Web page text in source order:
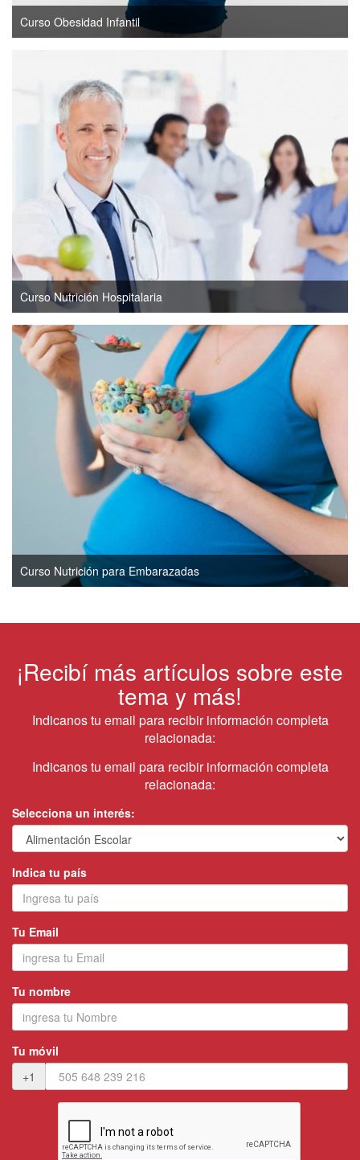
Curso Obesidad Infantil
Curso Nutrición Hospitalaria
Curso Nutrición para Embarazadas
¡Recibí más artículos sobre este
tema y más!
Indicanos tu email para recibir información completa
relacionada:
Indicanos tu email para recibir información completa
relacionada:
Selecciona un interés:
Indica tu país
Tu Email
Tu nombre
Tu móvil
+1